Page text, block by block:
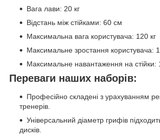
Вага лави: 20 кг
Відстань між стійками: 60 см
Максимальна вага користувача: 120 кг
Максимальне зростання користувача:
Максимальне навантаження на стійки:
Переваги наших наборів:
Професійно складені з урахуванням
тренерів.
Універсальний діаметр грифів
дисків.